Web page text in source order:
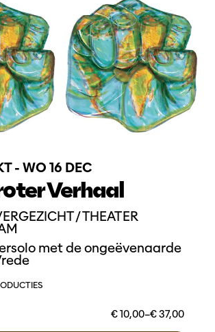
Verhaal
/ THEATER
- WO 16 DEC
met de ongeëvenaarde
€ 10,00–€ 37,00